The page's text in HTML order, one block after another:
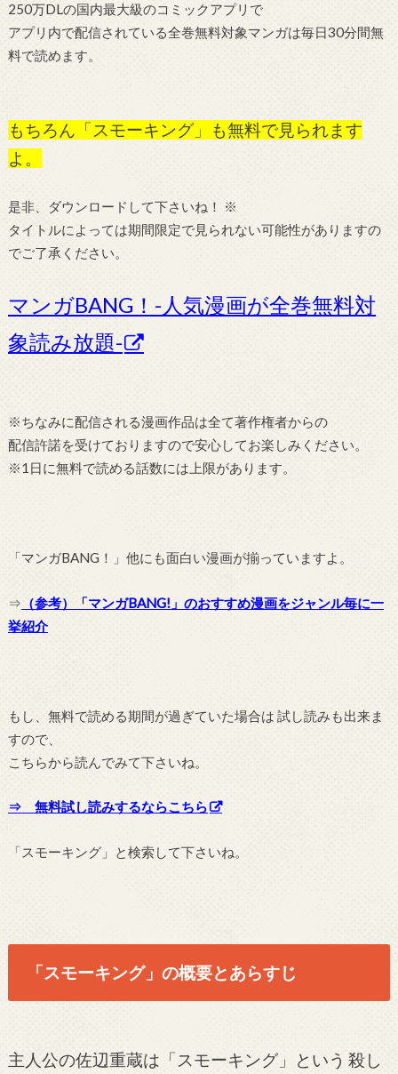
250万DLの国内最大級のコミックアプリで
アプリ内で配信されている全巻無料対象マンガは毎日30分間無
料で読めます。
もちろん「スモーキング」も無料で見られます
よ。
是非、ダウンロードして下さいね！ ※
タイトルによっては期間限定で見られない可能性がありますの
でご了承ください。
マンガBANG！-人気漫画が全巻無料対
象読み放題-
※ちなみに配信される漫画作品は全て著作権者からの
配信許諾を受けておりますので安心してお楽しみください。
※1日に無料で読める話数には上限があります。
「マンガBANG！」他にも面白い漫画が揃っていますよ。
⇒ （参考）「マンガBANG!」のおすすめ漫画をジャンル毎に一
挙紹介
もし、無料で読める期間が過ぎていた場合は 試し読みも出来ま
すので、
こちらから読んでみて下さいね。
⇒ 無料試し読みするならこちら
「スモーキング」と検索して下さいね。
「スモーキング」の概要とあらすじ
主人公の佐辺重蔵は「スモーキング」という 殺し